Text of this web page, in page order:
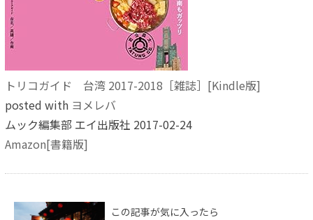
トリコガイド 台湾 2017-2018［雑誌］[Kindle版]
posted with ヨメレバ
ムック編集部 エイ出版社 2017-02-24
Amazon[書籍版]
この記事が気に入ったら